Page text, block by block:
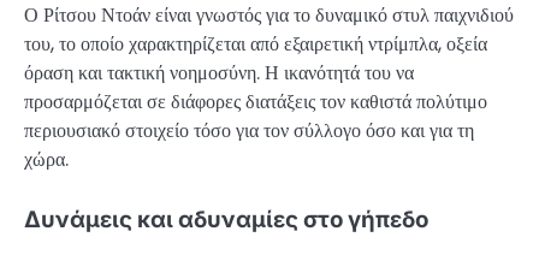
Ο Ρίτσου Ντοάν είναι γνωστός για το δυναμικό στυλ παιχνιδιού
του, το οποίο χαρακτηρίζεται από εξαιρετική ντρίμπλα, οξεία
όραση και τακτική νοημοσύνη. Η ικανότητά του να
προσαρμόζεται σε διάφορες διατάξεις τον καθιστά πολύτιμο
περιουσιακό στοιχείο τόσο για τον σύλλογο όσο και για τη
χώρα.
Δυνάμεις και αδυναμίες στο γήπεδο